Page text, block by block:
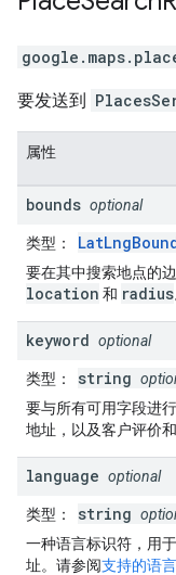
要发送到
属性
bounds optional
类型 ：
要在其中搜索地点的
location 和 radius
keyword optional
类型 ： string
要与所有可用字段进
地址，以及客户评价
language optional
类型 ： string
一种语言标识符，用
址。请参阅支持的语